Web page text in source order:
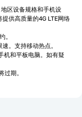
区设备规格和手机设
供高质量的4G LTE网络
。
。支持移动热点。
机和平板电脑。如有疑
过期。